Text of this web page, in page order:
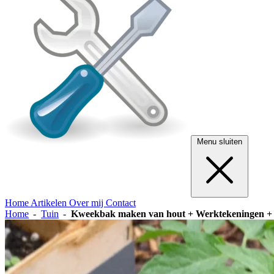
Menu sluiten
Home Artikelen Over mij Contact
Home
Tuin Kweekbak maken van hout + Werktekeningen